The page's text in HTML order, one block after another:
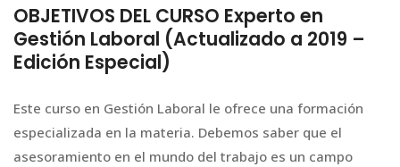
OBJETIVOS DEL CURSO Experto en
Gestión Laboral (Actualizado a 2019 –
Edición Especial)
Este curso en Gestión Laboral le ofrece una formación
especializada en la materia. Debemos saber que el
asesoramiento en el mundo del trabajo es un campo